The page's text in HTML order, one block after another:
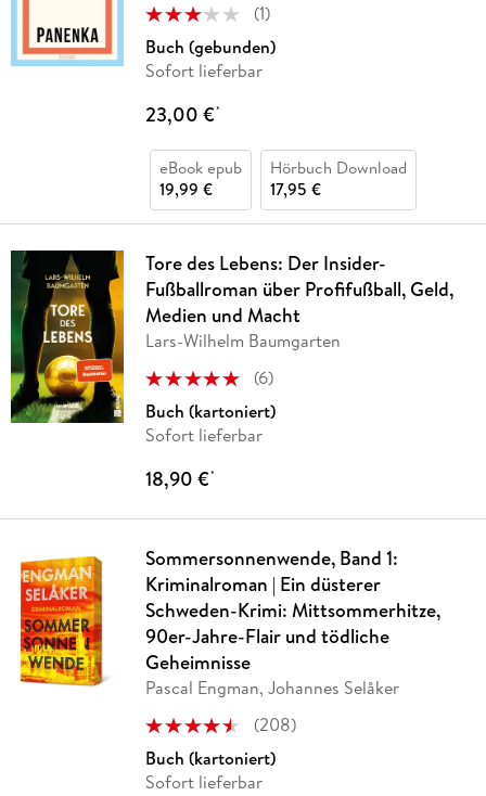
(1)
Buch (gebunden)
Sofort lieferbar
23,00 €*
eBook epub
19,99 €
Hörbuch Download
17,95 €
Tore des Lebens: Der Insider-
Fußballroman über Profifußball, Geld,
Medien und Macht
Lars-Wilhelm Baumgarten
(6)
Buch (kartoniert)
Sofort lieferbar
18,90 €*
Sommersonnenwende, Band 1:
Kriminalroman | Ein düsterer
Schweden-Krimi: Mittsommerhitze,
90er-Jahre-Flair und tödliche
Geheimnisse
Pascal Engman, Johannes Selåker
(208)
Buch (kartoniert)
Sofort lieferbar